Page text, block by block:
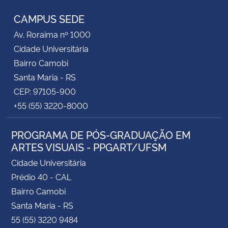
Secretaria-Geral
Secretaria de Governo
Gabinete de Segurança Institucional
Advocacia-Geral da União
Banco Central do Brasil
Planalto
CAMPUS SEDE
Av. Roraima nº 1000
Cidade Universitária
Bairro Camobi
Santa Maria - RS
CEP: 97105-900
+55 (55) 3220-8000
PROGRAMA DE PÓS-GRADUAÇÃO EM
ARTES VISUAIS - PPGART/UFSM
Cidade Universitária
Prédio 40 - CAL
Bairro Camobi
Santa Maria - RS
55 (55) 3220 9484